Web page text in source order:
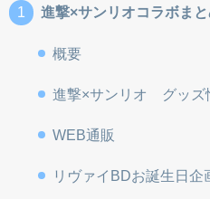
進撃×サンリオコラボま
概要
進撃×サンリオ グッズ
WEB通販
リヴァイBDお誕生日企